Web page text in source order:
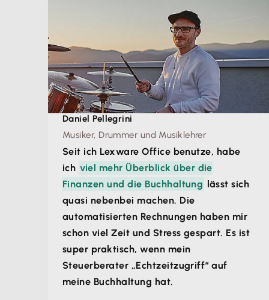
Daniel Pellegrini
Musiker, Drummer und Musiklehrer
Seit ich Lexware Office benutze, habe
ich viel mehr Überblick über die
Finanzen und die Buchhaltung lässt sich
quasi nebenbei machen. Die
automatisierten Rechnungen haben mir
schon viel Zeit und Stress gespart. Es ist
super praktisch, wenn mein
Steuerberater „Echtzeitzugriff“ auf
meine Buchhaltung hat.